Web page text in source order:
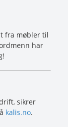
fra møbler til
har
sikrer
kalis.no.